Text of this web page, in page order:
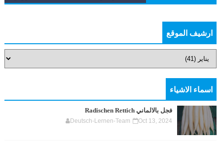
ارشيف الموقع
اسماء الاشياء
فجل بالالماني Radischen Rettich
Deutsch-Lernen-Team Oct 13, 2024